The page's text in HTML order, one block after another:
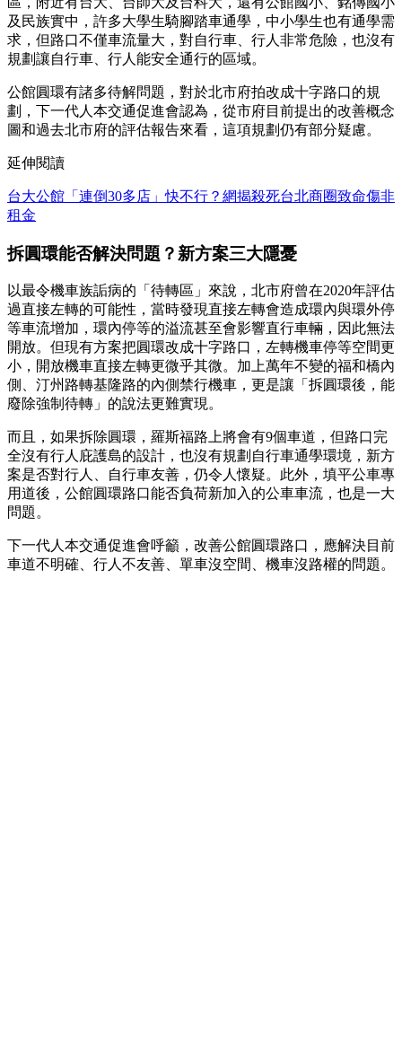
及民族實中，許多大學生騎腳踏車通學，中小學生也有通學需
求，但路口不僅車流量大，對自行車、行人非常危險，也沒有
規劃讓自行車、行人能安全通行的區域。
公館圓環有諸多待解問題，對於北市府拍改成十字路口的規
劃，下一代人本交通促進會認為，從市府目前提出的改善概念
圖和過去北市府的評估報告來看，這項規劃仍有部分疑慮。
延伸閱讀
台大公館「連倒30多店」快不行？網揭殺死台北商圈致命傷非
租金
拆圓環能否解決問題？新方案三大隱憂
以最令機車族詬病的「待轉區」來說，北市府曾在2020年評估
過直接左轉的可能性，當時發現直接左轉會造成環內與環外停
等車流增加，環內停等的溢流甚至會影響直行車輛，因此無法
開放。但現有方案把圓環改成十字路口，左轉機車停等空間更
小，開放機車直接左轉更微乎其微。加上萬年不變的福和橋內
側、汀州路轉基隆路的內側禁行機車，更是讓「拆圓環後，能
廢除強制待轉」的說法更難實現。
而且，如果拆除圓環，羅斯福路上將會有9個車道，但路口完
全沒有行人庇護島的設計，也沒有規劃自行車通學環境，新方
案是否對行人、自行車友善，仍令人懷疑。此外，填平公車專
用道後，公館圓環路口能否負荷新加入的公車車流，也是一大
問題。
下一代人本交通促進會呼籲，改善公館圓環路口，應解決目前
車道不明確、行人不友善、單車沒空間、機車沒路權的問題。